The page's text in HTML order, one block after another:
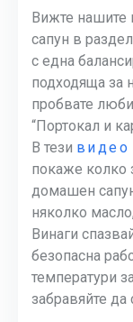
Вижте нашите
сапун в раздел
с една
подходяща за
пробвате
“Портокал и
В тези видео
покаже колко
домашен
няколко
Винаги
безопасна
температури
забравяйте да